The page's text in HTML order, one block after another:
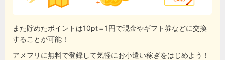
また貯めたポイントは10pt＝1円で現金やギフト券などに交換
することが可能！
アメフリに無料で登録して気軽にお小遣い稼ぎをはじめよう！